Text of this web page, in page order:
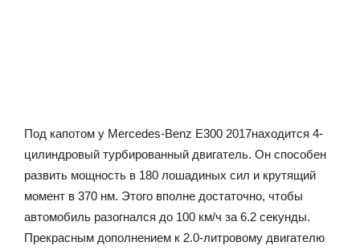
Под капотом у Mercedes-Benz Е300 2017находится 4-
цилиндровый турбированный двигатель. Он способен
развить мощность в 180 лошадиных сил и крутящий
момент в 370 нм. Этого вполне достаточно, чтобы
автомобиль разогнался до 100 км/ч за 6.2 секунды.
Прекрасным дополнением к 2.0-литровому двигателю